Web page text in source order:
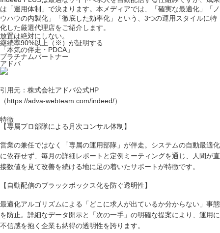
は「運用体制」で決まります。本メディアでは、「確実な最適化」「ノ
ウハウの内製化」「徹底した効率化」という、3つの運用スタイルに特
化した厳選代理店をご紹介します。
放置は絶対にしない。
継続率90%以上
（※） が証明する
「本気の伴走・PDCA」
プラチナムパートナー
アドバ
引用元：株式会社アドバ公式HP
（https://adva-webteam.com/indeed/）
特徴
【専属プロ部隊による月次コンサル体制】
営業の兼任ではなく「専属の運用部隊」が伴走。システムの自動最適化
に依存せず、毎月の詳細レポートと定例ミーティングを通じ、人間が直
接数値を見て改善を続ける地に足の着いたサポートが特徴です。
【自動配信のブラックボックス化を防ぐ透明性】
最適化アルゴリズムによる「どこに求人が出ているか分からない」事態
を防止。詳細なデータ開示と「次の一手」の明確な提案により、運用に
不信感を抱く企業も納得の透明性を誇ります。